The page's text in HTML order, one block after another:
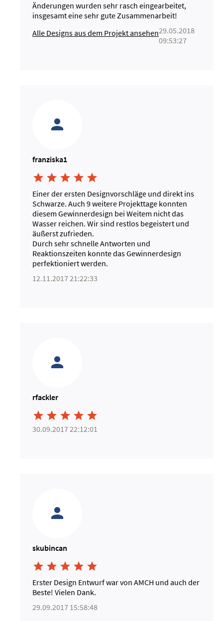
Änderungen wurden sehr rasch eingearbeitet,
insgesamt eine sehr gute Zusammenarbeit!
Alle Designs aus dem Projekt ansehen29.05.2018
09:53:27
franziska1
    
Einer der ersten Designvorschläge und direkt ins
Schwarze. Auch 9 weitere Projekttage konnten
diesem Gewinnerdesign bei Weitem nicht das
Wasser reichen. Wir sind restlos begeistert und
äußerst zufrieden.
Durch sehr schnelle Antworten und
Reaktionszeiten konnte das Gewinnerdesign
perfektioniert werden.
12.11.2017 21:22:33
rfackler
    
30.09.2017 22:12:01
skubincan
    
Erster Design Entwurf war von AMCH und auch der
Beste! Vielen Dank.
29.09.2017 15:58:48